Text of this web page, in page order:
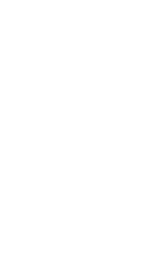
pour James est